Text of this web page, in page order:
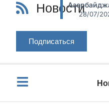
Новости28/07/
Подписаться